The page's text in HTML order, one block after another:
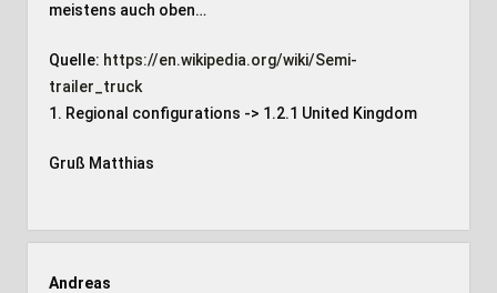
meistens auch oben…
Quelle: https://en.wikipedia.org/wiki/Semi-
trailer_truck
1. Regional configurations -> 1.2.1 United Kingdom
Gruß Matthias
Andreas